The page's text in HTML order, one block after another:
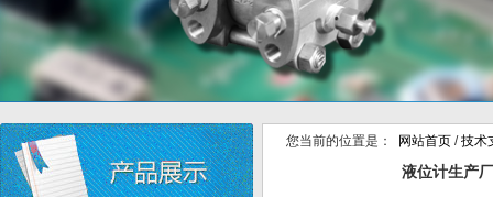
您当前的位置是： 网站首页 /技术
液位计生产